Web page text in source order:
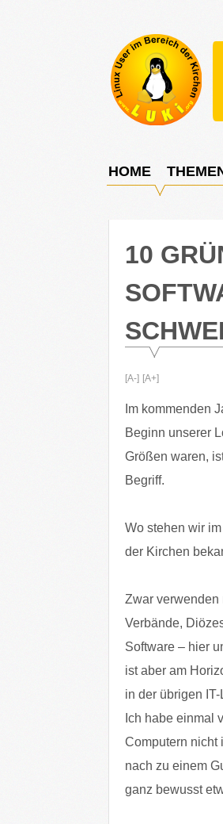
E.V.
User
Bereich
Kirchen
HOME
10
[A-] [A+]
Im kommenden
Beginn unserer
Größen waren,
Begriff.
Wo stehen wir
der Kirchen
Zwar verwenden
Verbände,
Software – hier
ist aber am
in der übrigen
Ich habe einmal
Computern nicht
nach zu einem
ganz bewusst